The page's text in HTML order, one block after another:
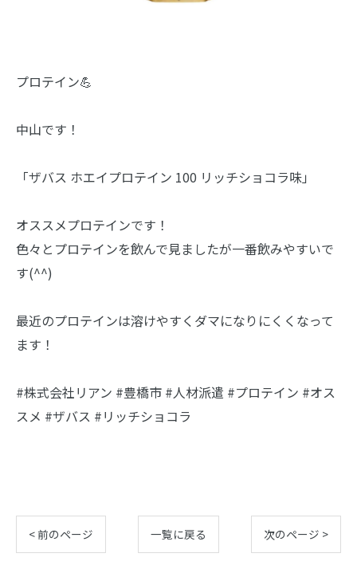
プロテイン💪
中山です！
「ザバス ホエイプロテイン 100 リッチショコラ味」
オススメプロテインです！
色々とプロテインを飲んで見ましたが一番飲みやすいで
す(^^)
最近のプロテインは溶けやすくダマになりにくくなって
ます！
#株式会社リアン #豊橋市 #人材派遣 #プロテイン #オス
スメ #ザバス #リッチショコラ
< 前のページ 一覧に戻る 次のページ >